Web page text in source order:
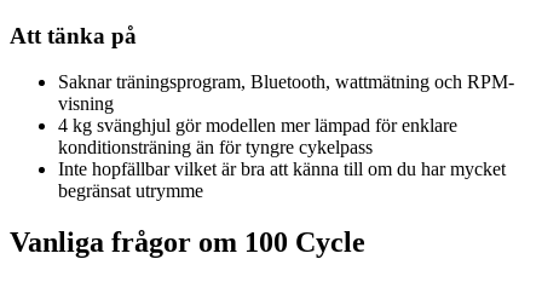
Att tänka på
Saknar träningsprogram, Bluetooth, wattmätning och RPM-
visning
4 kg svänghjul gör modellen mer lämpad för enklare
konditionsträning än för tyngre cykelpass
Inte hopfällbar vilket är bra att känna till om du har mycket
begränsat utrymme
Vanliga frågor om 100 Cycle